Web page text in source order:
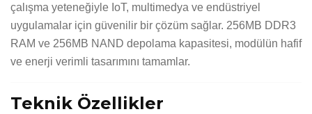
çalışma yeteneğiyle IoT, multimedya ve endüstriyel
uygulamalar için güvenilir bir çözüm sağlar. 256MB DDR3
RAM ve 256MB NAND depolama kapasitesi, modülün hafif
ve enerji verimli tasarımını tamamlar.
Teknik Özellikler